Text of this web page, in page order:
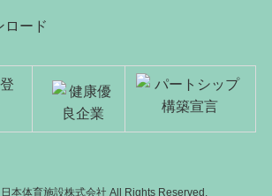
ロード
本体育施設株式会社 All Rights Reserved.